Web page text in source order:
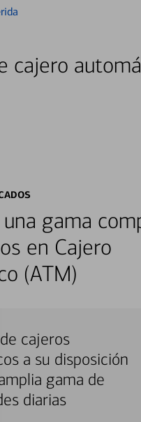
cajero
gama
en Cajero
(ATM)
cajeros
a su disposición
gama de
diarias